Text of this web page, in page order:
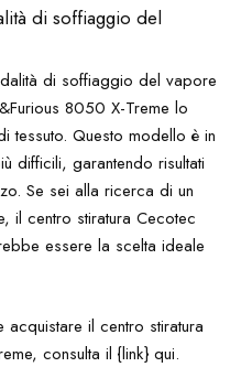
di soffiaggio del
di soffiaggio del vapore
8050 X-Treme lo
tessuto. Questo modello è in
difficili, garantendo risultati
Se sei alla ricerca di un
il centro stiratura Cecotec
essere la scelta ideale
acquistare il centro stiratura
consulta il {link} qui.